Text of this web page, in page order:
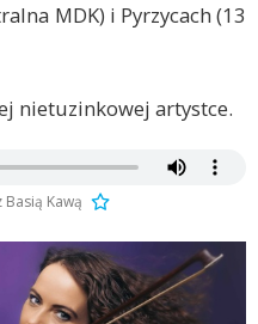
MDK) i Pyrzycach (13
nietuzinkowej artystce.
Kawą